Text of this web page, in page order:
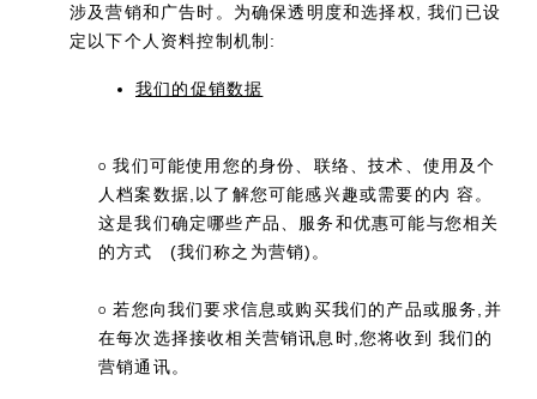
涉及营销和广告时。为确保透明度和选择权, 我们已设
定以下个人资料控制机制:
我们的促销数据
O
我们可能使用您的身份、联络、技术、使用及个
人档案数据,以了解您可能感兴趣或需要的内 容。
这是我们确定哪些产品、服务和优惠可能与您相关
的方式
(我们称之为营销)。
O
若您向我们要求信息或购买我们的产品或服务,并
在每次选择接收相关营销讯息时,您将收到 我们的
营销通讯。